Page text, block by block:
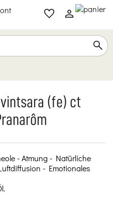
(fe) ct
- Atmung - Natürliche
- Emotionales